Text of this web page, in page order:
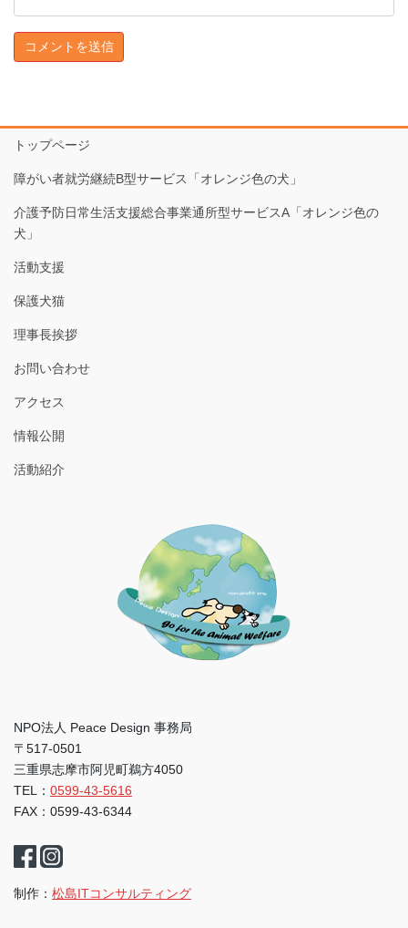
トップページ
障がい者就労継続B型サービス「オレンジ色の犬」
介護予防日常生活支援総合事業通所型サービスA「オレンジ色の
犬」
活動支援
保護犬猫
理事長挨拶
お問い合わせ
アクセス
情報公開
活動紹介
NPO法人 Peace Design 事務局
〒517-0501
三重県志摩市阿児町鵜方4050
TEL： 0599-43-5616
FAX：0599-43-6344
制作： 松島ITコンサルティング